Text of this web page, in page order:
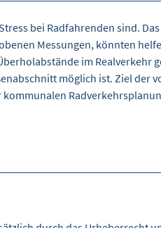
bei Radfahrenden sind.
Messungen, könnten
im
möglich ist. Ziel